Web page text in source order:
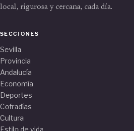
local, rigurosa y cercana, cada día.
SECCIONES
Sevilla
Provincia
Andalucía
Economía
Deportes
Cofradías
Cultura
Estilo de vida